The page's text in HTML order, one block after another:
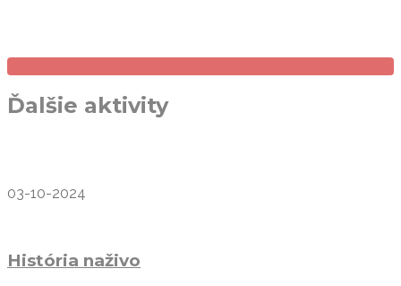
Ďalšie aktivity
03-10-2024
História naživo